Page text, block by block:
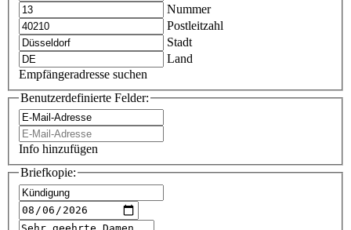
Nummer
Postleitzahl
Stadt
Land
Empfängeradresse suchen
Benutzerdefinierte Felder:
Info hinzufügen
Briefkopie: